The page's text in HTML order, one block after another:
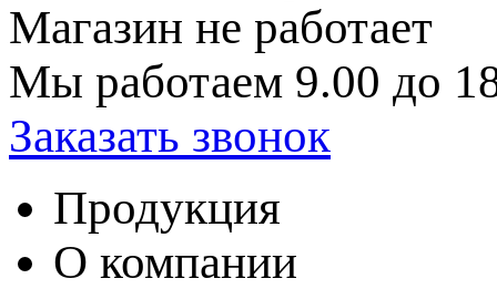
Магазин не работает
Мы работаем 9.00 до
Заказать звонок
Продукция
О компании